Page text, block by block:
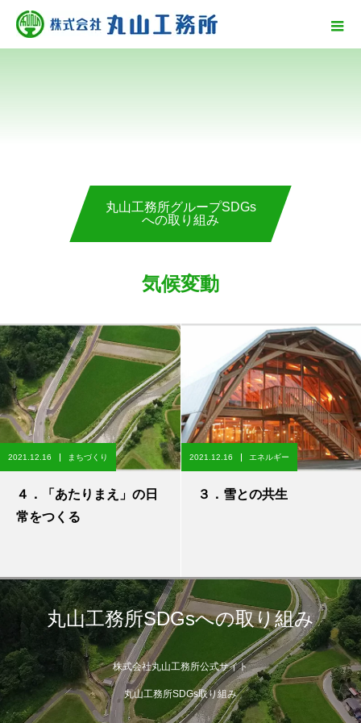
丸山工務所グループSDGs
への取り組み
気候変動
2021.12.16 まちづくり
４．「あたりまえ」の日
常をつくる
2021.12.16 エネルギー
３．雪との共生
丸山工務所SDGsへの取り組み
株式会社丸山工務所公式サイト
丸山工務所SDGs取り組み